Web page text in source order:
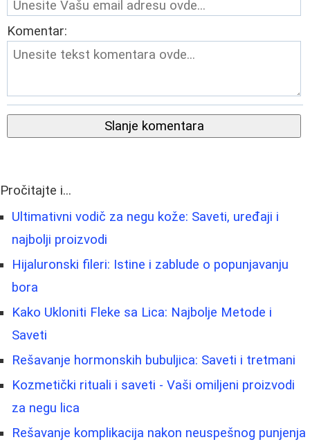
Komentar:
Slanje komentara
Pročitajte i...
Ultimativni vodič za negu kože: Saveti, uređaji i
najbolji proizvodi
Hijaluronski fileri: Istine i zablude o popunjavanju
bora
Kako Ukloniti Fleke sa Lica: Najbolje Metode i
Saveti
Rešavanje hormonskih bubuljica: Saveti i tretmani
Kozmetički rituali i saveti - Vaši omiljeni proizvodi
za negu lica
Rešavanje komplikacija nakon neuspešnog punjenja